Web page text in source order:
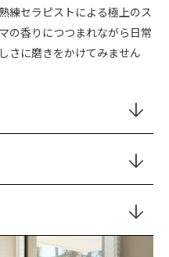
練セラピストによる極上のス
の香りにつつまれながら日常
さに磨きをかけてみません